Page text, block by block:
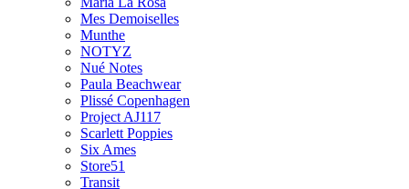
Mes Demoiselles
Munthe
NOTYZ
Nué Notes
Paula Beachwear
Plissé Copenhagen
Project AJ117
Scarlett Poppies
Six Ames
Store51
Transit